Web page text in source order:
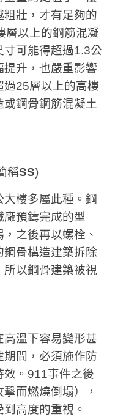
壯，才有足夠的
層以上的鋼筋混凝
可能得超過1.3公
升，也嚴重影響
過25層以上的高樓
鋼骨鋼筋混凝土
稱SS)
樓多屬此種。鋼
廠預鑄完成的型
之後再以螺栓、
骨構造建築拆除
以鋼骨建築被視
溫下容易變形甚
間，必須施作防
效。911事件之後
而燃燒倒塌），
高度的重視。